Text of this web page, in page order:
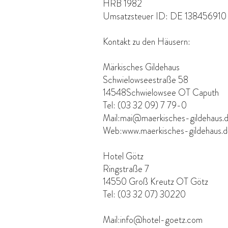
HRB 1982
Umsatzsteuer ID: DE 138456910
Kontakt zu den Häusern:
Märkisches Gildehaus
Schwielowseestraße 58
14548Schwielowsee OT Caputh
Tel: (03 32 09) 7 79-0
Mail:mai@maerkisches-
Web:www.maerkisches-
Hotel Götz
Ringstraße 7
14550 Groß Kreutz OT Götz
Tel: (03 32 07) 30220
Mail:info@hotel-goetz.com